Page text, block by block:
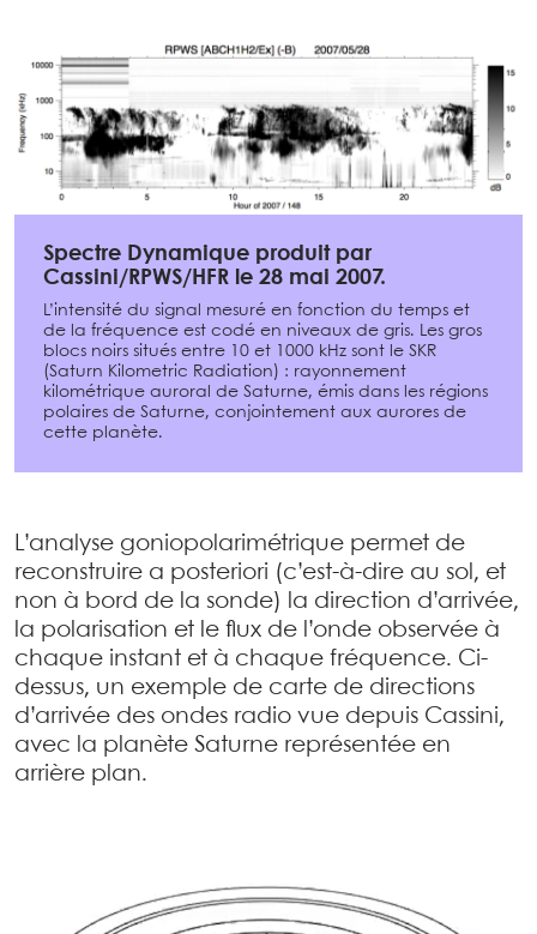
Spectre Dynamique produit par
Cassini/RPWS/HFR le 28 mai 2007.
L’intensité du signal mesuré en fonction du temps et
de la fréquence est codé en niveaux de gris. Les gros
blocs noirs situés entre 10 et 1000 kHz sont le SKR
(Saturn Kilometric Radiation) : rayonnement
kilométrique auroral de Saturne, émis dans les régions
polaires de Saturne, conjointement aux aurores de
cette planète.
L’analyse goniopolarimétrique permet de
reconstruire a posteriori (c’est-à-dire au sol, et
non à bord de la sonde) la direction d’arrivée,
la polarisation et le flux de l’onde observée à
chaque instant et à chaque fréquence. Ci-
dessus, un exemple de carte de directions
d’arrivée des ondes radio vue depuis Cassini,
avec la planète Saturne représentée en
arrière plan.